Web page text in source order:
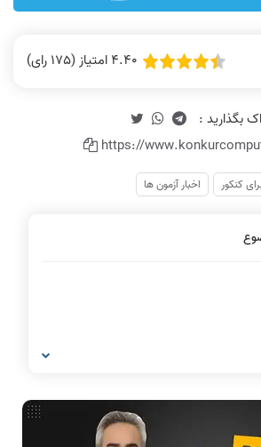
4.40 امتیاز (175 رای)
https://
کنکور اخبار آزمون ها